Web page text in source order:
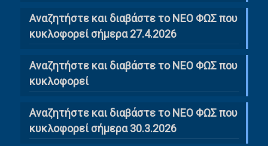
Αναζητήστε και διαβάστε το ΝΕΟ ΦΩΣ που
κυκλοφορεί σήμερα 27.4.2026
Αναζητήστε και διαβάστε το ΝΕΟ ΦΩΣ που
κυκλοφορεί
Αναζητήστε και διαβάστε το ΝΕΟ ΦΩΣ που
κυκλοφορεί σήμερα 30.3.2026